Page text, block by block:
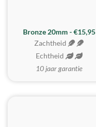
Bronze 20mm - €15,95
Zachtheid
Echtheid
10 jaar garantie